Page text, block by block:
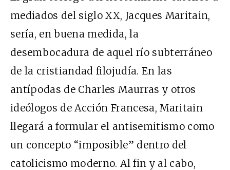
mediados del siglo XX, Jacques Maritain,
sería, en buena medida, la
desembocadura de aquel río subterráneo
de la cristiandad filojudía. En las
antípodas de Charles Maurras y otros
ideólogos de Acción Francesa, Maritain
llegará a formular el antisemitismo como
un concepto “imposible” dentro del
catolicismo moderno. Al fin y al cabo,